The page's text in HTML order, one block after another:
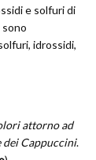
e solfuri di
idrossidi,
attorno ad
dei Cappuccini.